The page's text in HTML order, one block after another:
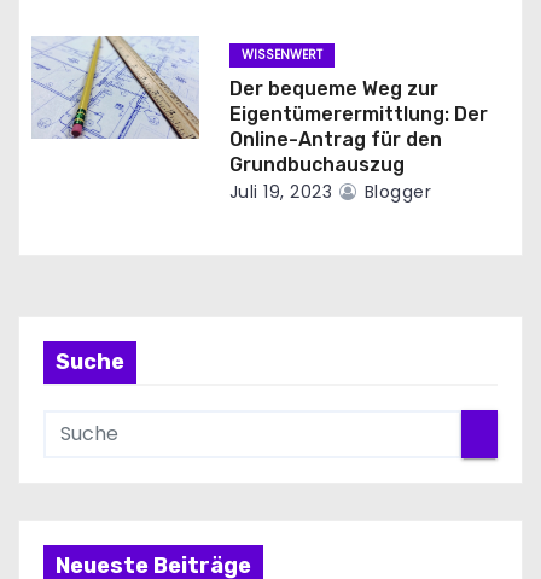
i
g
a
n
WISSENWERT
Der bequeme Weg zur
Eigentümerermittlung: Der
Online-Antrag für den
Grundbuchauszug
Juli 19, 2023 Blogger
Suche
Neueste Beiträge